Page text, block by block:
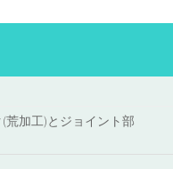
荒加工)とジョイント部